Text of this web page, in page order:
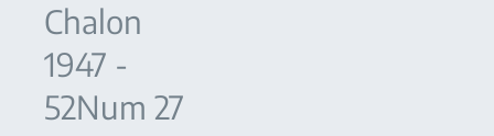
Chalon
1947 -
52Num 27